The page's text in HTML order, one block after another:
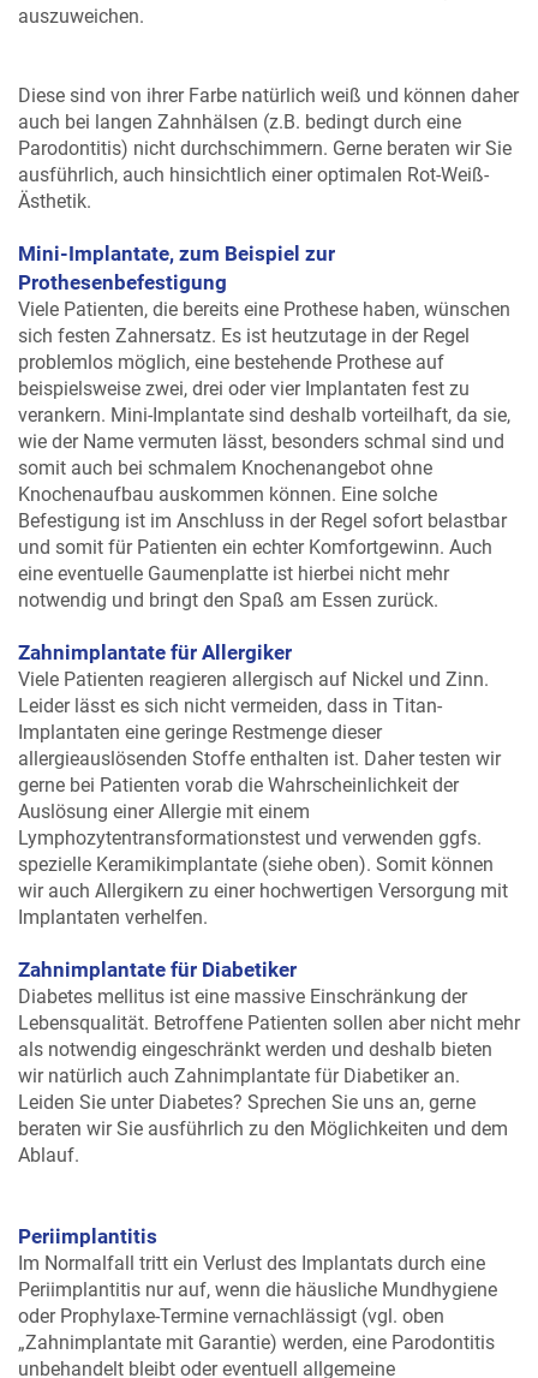
auszuweichen.
Diese sind von ihrer Farbe natürlich weiß und können daher
auch bei langen Zahnhälsen (z.B. bedingt durch eine
Parodontitis) nicht durchschimmern. Gerne beraten wir Sie
ausführlich, auch hinsichtlich einer optimalen Rot-Weiß-
Ästhetik.
Mini-Implantate, zum Beispiel zur
Prothesenbefestigung
Viele Patienten, die bereits eine Prothese haben, wünschen
sich festen Zahnersatz. Es ist heutzutage in der Regel
problemlos möglich, eine bestehende Prothese auf
beispielsweise zwei, drei oder vier Implantaten fest zu
verankern. Mini-Implantate sind deshalb vorteilhaft, da sie,
wie der Name vermuten lässt, besonders schmal sind und
somit auch bei schmalem Knochenangebot ohne
Knochenaufbau auskommen können. Eine solche
Befestigung ist im Anschluss in der Regel sofort belastbar
und somit für Patienten ein echter Komfortgewinn. Auch
eine eventuelle Gaumenplatte ist hierbei nicht mehr
notwendig und bringt den Spaß am Essen zurück.
Zahnimplantate für Allergiker
Viele Patienten reagieren allergisch auf Nickel und Zinn.
Leider lässt es sich nicht vermeiden, dass in Titan-
Implantaten eine geringe Restmenge dieser
allergieauslösenden Stoffe enthalten ist. Daher testen wir
gerne bei Patienten vorab die Wahrscheinlichkeit der
Auslösung einer Allergie mit einem
Lymphozytentransformationstest und verwenden ggfs.
spezielle Keramikimplantate (siehe oben). Somit können
wir auch Allergikern zu einer hochwertigen Versorgung mit
Implantaten verhelfen.
Zahnimplantate für Diabetiker
Diabetes mellitus ist eine massive Einschränkung der
Lebensqualität. Betroffene Patienten sollen aber nicht mehr
als notwendig eingeschränkt werden und deshalb bieten
wir natürlich auch Zahnimplantate für Diabetiker an.
Leiden Sie unter Diabetes? Sprechen Sie uns an, gerne
beraten wir Sie ausführlich zu den Möglichkeiten und dem
Ablauf.
Periimplantitis
Im Normalfall tritt ein Verlust des Implantats durch eine
Periimplantitis nur auf, wenn die häusliche Mundhygiene
oder Prophylaxe-Termine vernachlässigt (vgl. oben
„Zahnimplantate mit Garantie) werden, eine Parodontitis
unbehandelt bleibt oder eventuell allgemeine